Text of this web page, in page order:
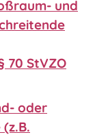
und
70 StVZO
oder